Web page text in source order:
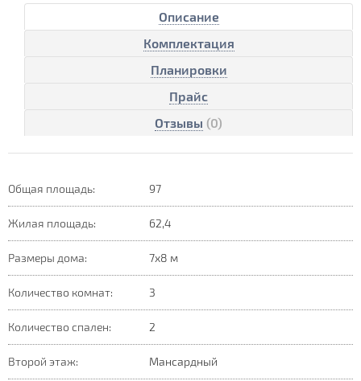
Описание
Комплектация
Планировки
Прайс
Отзывы (0)
Общая площадь: 97
Жилая площадь: 62,4
Размеры дома: 7х8 м
Количество комнат: 3
Количество спален: 2
Второй этаж: Мансардный